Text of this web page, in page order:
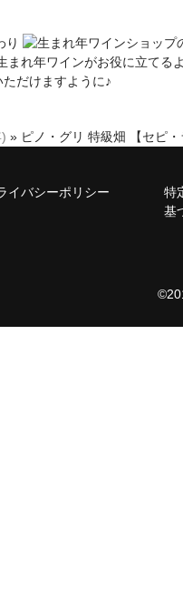
れ年ワインがお役に立てる
だけますように♪
» ピノ・グリ 特級畑 【セピ
イバシーポリシー
特
基